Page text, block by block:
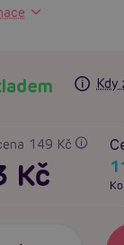
Kdy
149 Kč
Kč